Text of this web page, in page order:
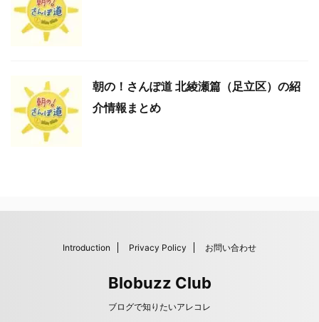
朝の！さんぽ道 北綾瀬篇（足立区）の紹
介情報まとめ
Introduction Privacy Policy お問い合わせ
Blobuzz Club
ブログで知りたいアレコレ